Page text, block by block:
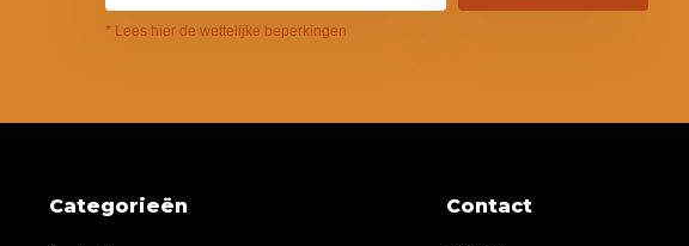
* Lees hier de wettelijke beperkingen
Categorieën Contact